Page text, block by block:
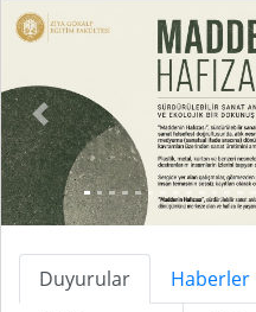
Duyurular Haberler